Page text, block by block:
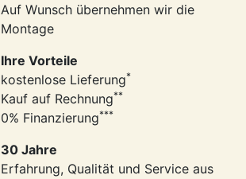
Auf Wunsch übernehmen wir die
Montage
Ihre Vorteile
kostenlose Lieferung*
Kauf auf Rechnung**
0% Finanzierung***
30 Jahre
Erfahrung, Qualität und Service aus